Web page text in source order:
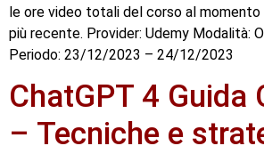
le ore video totali del corso al
più recente. Provider: Udemy Modalità:
Periodo: 23/12/2023 – 24/12/2023
ChatGPT 4 Guida
– Tecniche e